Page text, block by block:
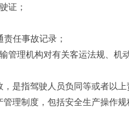
证；
任事故记录；
理机构对有关客运法规、机
指驾驶人员负同等或者以上
制度，包括安全生产操作规